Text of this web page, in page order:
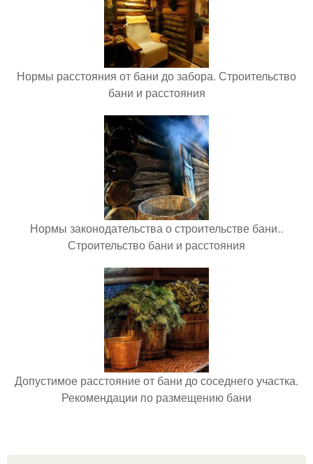
Нормы расстояния от бани до забора. Строительство
бани и расстояния
Нормы законодательства о строительстве бани..
Строительство бани и расстояния
Допустимое расстояние от бани до соседнего участка.
Рекомендации по размещению бани